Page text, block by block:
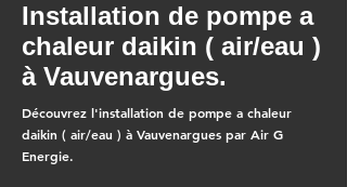
Installation de pompe a
chaleur daikin ( air/eau )
à Vauvenargues.
Découvrez l'installation de pompe a chaleur
daikin ( air/eau ) à Vauvenargues par Air G
Energie.